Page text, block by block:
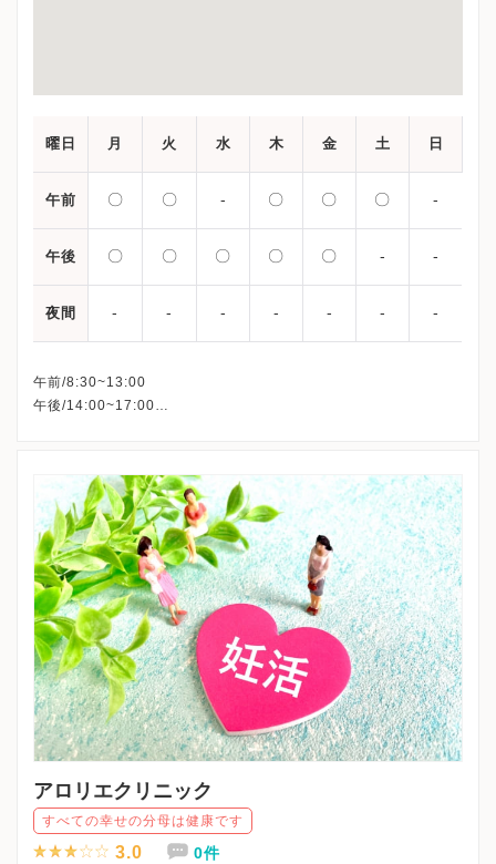
曜日 月 火 水 木 金 土 日
午前 〇 〇 - 〇 〇 〇 -
午後 〇 〇 〇 〇 〇 - -
夜間 - - - - - - -
午前/8:30~13:00
午後/14:00~17:00
アロリエクリニック
すべての幸せの分母は健康です
3.0 0件